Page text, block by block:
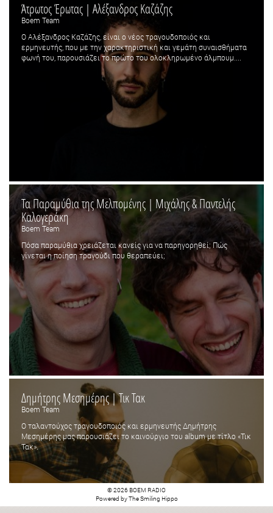
Άτρωτος Έρωτας | Αλέξανδρος Καζάζης
Boem Team
Ο Αλέξανδρος Καζάζης, είναι ο νέος τραγουδοποιός και
ερμηνευτής, που με την χαρακτηριστική και γεμάτη συναισθήματα
φωνή του, παρουσιάζει το πρώτο του ολοκληρωμένο άλμπουμ....
​​Τα Παραμύθια της Μελπομένης | Μιχάλης & Παντελής
Καλογεράκη
Boem Team
Πόσα παραμύθια χρειάζεται κανείς για να παρηγορηθεί; Πώς
γίνεται η ποίηση τραγούδι που θεραπεύει;
Δημήτρης Μεσημέρης | Τικ Τακ
Boem Team
Ο ταλαντούχος τραγουδοποιός και ερμηνευτής Δημήτρης
Μεσημέρης μας παρουσιάζει το καινούργιο του album με τίτλο «Τικ
Τακ».
© 2026 BOEM RADIO
Powered byThe Smiling Hippo